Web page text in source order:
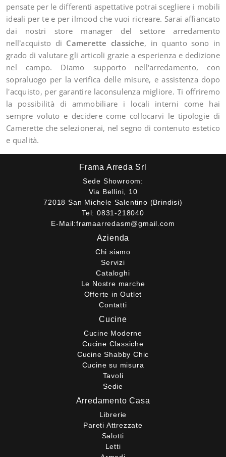
pensate per le differenti aspettative potrai scegliere i mobili
ideali per te e per ilmood che vuoi ricreare. Sarai affiancato
dai nostri store manager del settore arredamento
nell’acquisto di Camerette classiche, in quanto sono in
grado di valutare gli articoli grazie a esperienza e dedizione
nel campo. Diamo supporto nell'arredamento, con
sopraluogo per la verifica delle misure, e assistenza dopo
l'acquisto, per garantire laconsulenza migliore. Ti offriremo
la possibilità di ammobiliare i locali interni come hai
sempre voluto e decidere come collocarvi le tipologie di
Camerette che selezionerai, nel segno di contenuto estetico
e qualità.
Frama Arreda Srl
Sede Showroom:
Via Bellini, 10
72018 San Michele Salentino (Brindisi)
Tel: 0831-218040
E-Mail:framaarredasm@gmail.com
Azienda
Chi siamo
Servizi
Cataloghi
Le Nostre marche
Offerte in Outlet
Contatti
Cucine
Cucine Moderne
Cucine Classiche
Cucine Shabby Chic
Cucine su misura
Tavoli
Sedie
Arredamento Casa
Librerie
Pareti Attrezzate
Salotti
Letti